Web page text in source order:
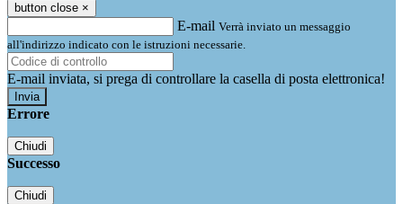
button close ×
E-mail Verrà inviato un messaggio
all'indirizzo indicato con le istruzioni necessarie.
E-mail inviata, si prega di controllare la casella di posta elettronica!
Errore
Chiudi
Successo
Chiudi